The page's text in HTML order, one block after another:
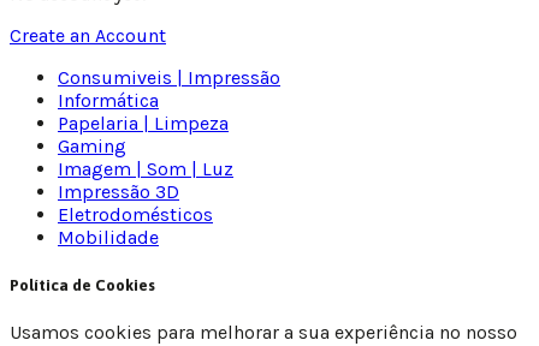
Create an Account
Consumiveis | Impressão
Informática
Papelaria | Limpeza
Gaming
Imagem | Som | Luz
Impressão 3D
Eletrodomésticos
Mobilidade
Política de Cookies
Usamos cookies para melhorar a sua experiência no nosso